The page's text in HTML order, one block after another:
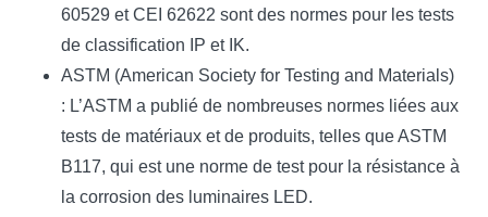
60529 et CEI 62622 sont des normes pour les tests
de classification IP et IK.
ASTM (American Society for Testing and Materials)
: L’ASTM a publié de nombreuses normes liées aux
tests de matériaux et de produits, telles que ASTM
B117, qui est une norme de test pour la résistance à
la corrosion des luminaires LED.